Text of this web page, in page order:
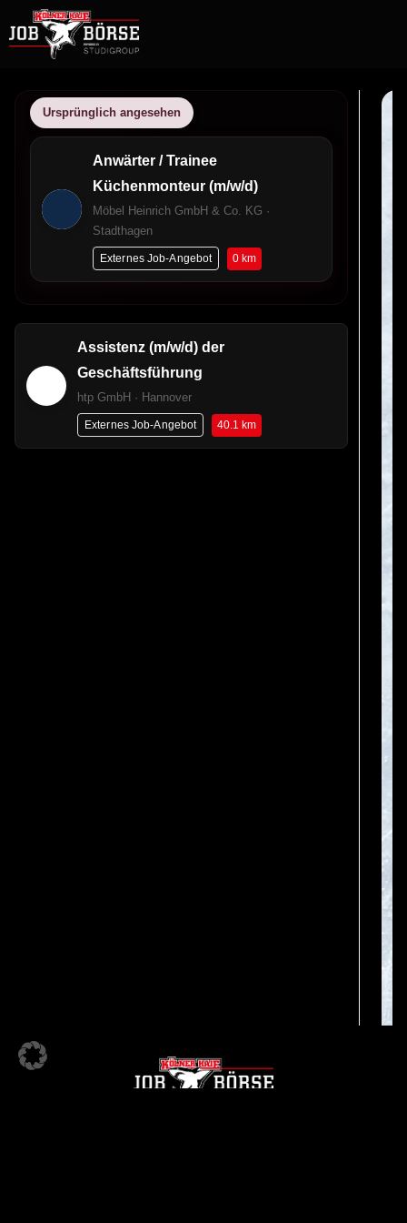
Ursprünglich angesehen
Anwärter / Trainee
Küchenmonteur (m/w/d)
Möbel Heinrich GmbH & Co. KG ·
Stadthagen
Externes Job-Angebot 0 km
Assistenz (m/w/d) der
Geschäftsführung
htp GmbH · Hannover
Externes Job-Angebot 40.1 km